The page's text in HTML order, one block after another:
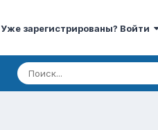
Уже зарегистрированы? Войти